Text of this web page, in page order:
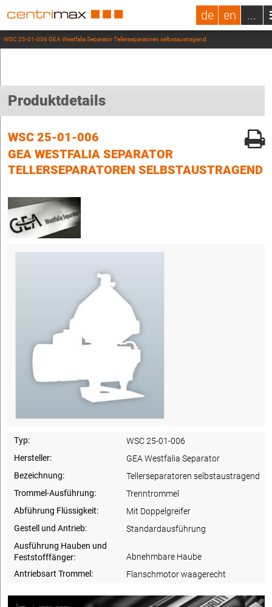
de en ...
WSC 25-01-006 GEA Westfalia Separator Tellerseparatoren selbstaustragend
Produktdetails
WSC 25-01-006
GEA WESTFALIA SEPARATOR
TELLERSEPARATOREN SELBSTAUSTRAGEND
Typ:
WSC 25-01-006
Hersteller:
GEA Westfalia Separator
Bezeichnung:
Tellerseparatoren selbstaustragend
Trommel-Ausführung:
Trenntrommel
Abführung Flüssigkeit:
Mit Doppelgreifer
Gestell und Antrieb:
Standardausführung
Ausführung Hauben und
Feststofffänger:
Abnehmbare Haube
Antriebsart Trommel:
Flanschmotor waagerecht